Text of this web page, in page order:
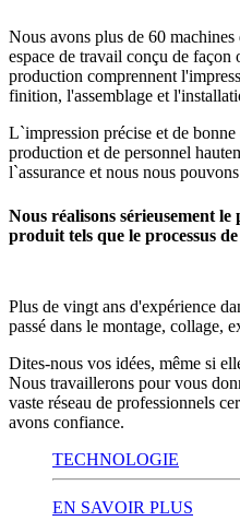
Nous avons plus de 60
espace de travail conçu de
production comprennent
finition, l'assemblage et
L`impression précise et de
production et de personnel
l`assurance et nous nous
Nous réalisons sérieusement
produit tels que le processus
Plus de vingt ans d'expérience
passé dans le montage, collage,
Dites-nous vos idées, même si
Nous travaillerons pour vous
vaste réseau de professionnels
avons confiance.
TECHNOLOGIE
EN SAVOIR PLUS